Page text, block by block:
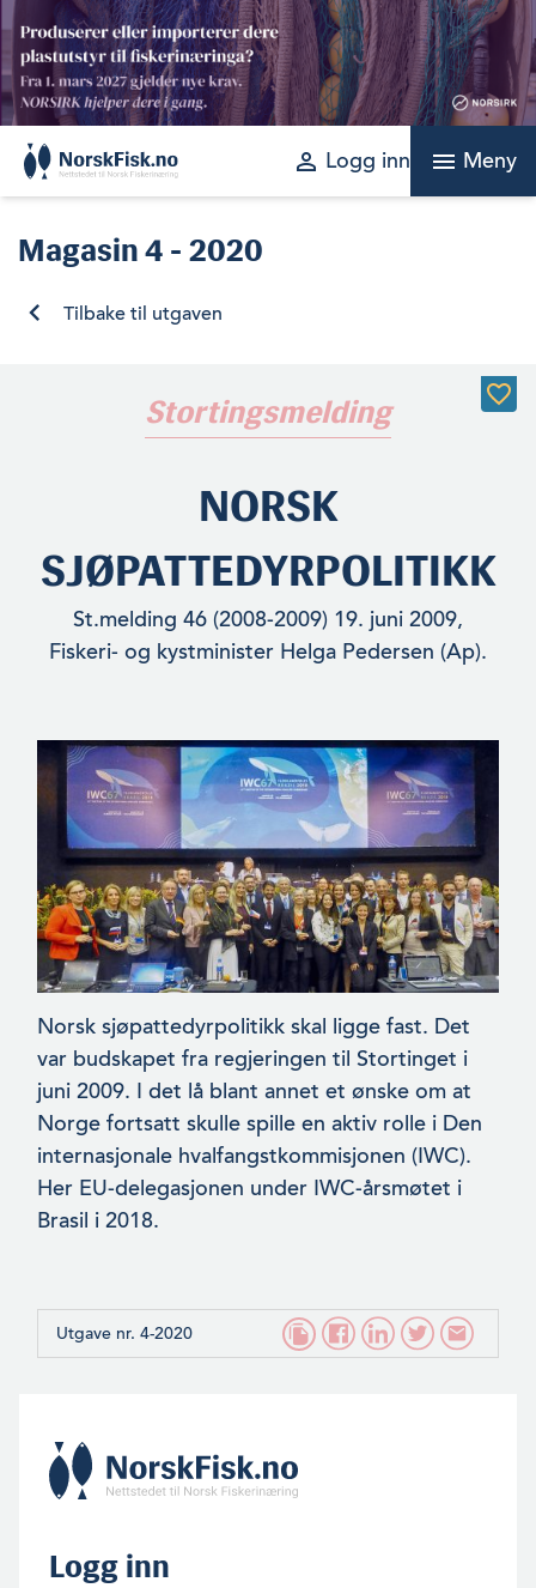
Skip
content
perm_identity Logg inn menu Meny
Magasin4 - 2020
Tilbake til utgaven
Stortingsmelding
NORSK
SJØPATTEDYRPOLITIKK
St.melding 46 (2008-2009) 19. juni 2009,
Fiskeri- og kystminister Helga Pedersen (Ap).
Norsk sjøpattedyrpolitikk skal ligge fast. Det
var budskapet fra regjeringen til Stortinget i
juni 2009. I det lå blant annet et ønske om at
Norge fortsatt skulle spille en aktiv rolle i Den
internasjonale hvalfangstkommisjonen (IWC).
Her EU-delegasjonen under IWC-årsmøtet i
Brasil i 2018.
Utgave nr. 4-2020
Logg inn